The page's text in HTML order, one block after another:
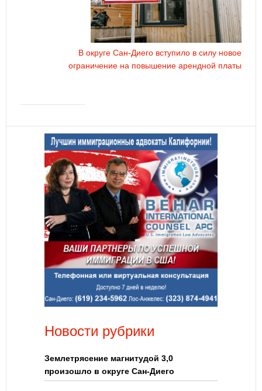
В округе Сан-Диего вступило в силу новое
ограничение на повышение арендной платы
Новости рубрики
Землетрясение магнитудой 3,0
произошло в округе Сан-Диего